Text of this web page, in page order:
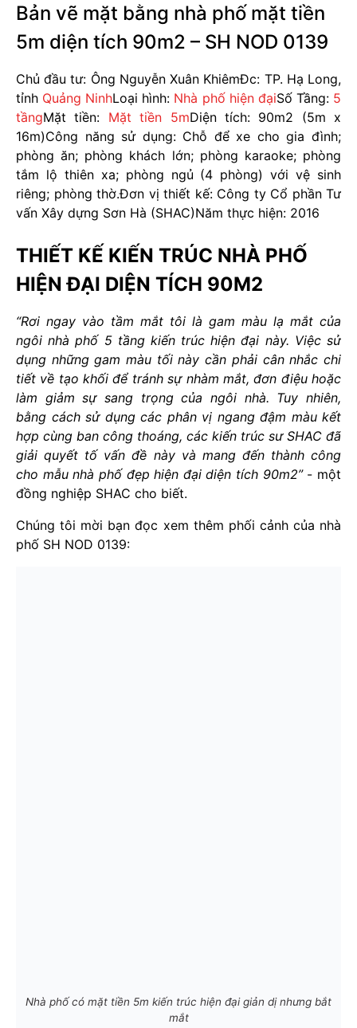
Bản vẽ mặt bằng nhà phố mặt tiền
5m diện tích 90m2 – SH NOD 0139
Chủ đầu tư: Ông Nguyễn Xuân KhiêmĐc: TP. Hạ Long,
tỉnh Quảng NinhLoại hình: Nhà phố hiện đạiSố Tầng: 5
tầngMặt tiền: Mặt tiền 5mDiện tích: 90m2 (5m x
16m)Công năng sử dụng: Chỗ để xe cho gia đình;
phòng ăn; phòng khách lớn; phòng karaoke; phòng
tắm lộ thiên xa; phòng ngủ (4 phòng) với vệ sinh
riêng; phòng thờ.Đơn vị thiết kế: Công ty Cổ phần Tư
vấn Xây dựng Sơn Hà (SHAC)Năm thực hiện: 2016
THIẾT KẾ KIẾN TRÚC NHÀ PHỐ
HIỆN ĐẠI DIỆN TÍCH 90M2
“Rơi ngay vào tầm mắt tôi là gam màu lạ mắt của
ngôi nhà phố 5 tầng kiến trúc hiện đại này. Việc sử
dụng những gam màu tối này cần phải cân nhắc chi
tiết về tạo khối để tránh sự nhàm mắt, đơn điệu hoặc
làm giảm sự sang trọng của ngôi nhà. Tuy nhiên,
bằng cách sử dụng các phân vị ngang đậm màu kết
hợp cùng ban công thoáng, các kiến trúc sư SHAC đã
giải quyết tố vấn đề này và mang đến thành công
cho mẫu nhà phố đẹp hiện đại diện tích 90m2”- một
đồng nghiệp SHAC cho biết.
Chúng tôi mời bạn đọc xem thêm phối cảnh của nhà
phố SH NOD 0139:
Nhà phố có mặt tiền 5m kiến trúc hiện đại giản dị nhưng bắt
mắt